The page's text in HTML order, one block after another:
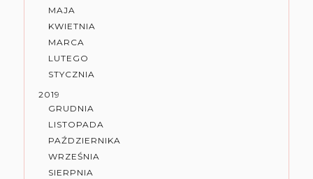
MAJA
KWIETNIA
MARCA
LUTEGO
STYCZNIA
2019
GRUDNIA
LISTOPADA
PAŹDZIERNIKA
WRZEŚNIA
SIERPNIA